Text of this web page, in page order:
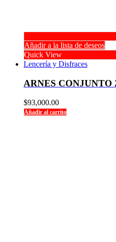
Añadir a la lista de deseos
Quick View
Lencería y Disfraces
ARNES CONJUNTO
$93,000.00
Añadir al carrito